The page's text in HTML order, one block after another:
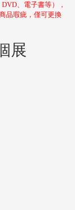
、電子書等），
品瑕疵，僅可更換
展